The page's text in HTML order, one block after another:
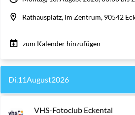
Rathausplatz, Im Zentrum, 90542
zum Kalender hinzufügen
Di.11August2026
VHS-Fotoclub Eckental